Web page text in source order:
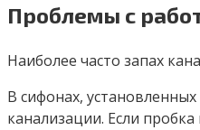
Проблемы с
Наиболее часто запах
В сифонах,
канализации. Если